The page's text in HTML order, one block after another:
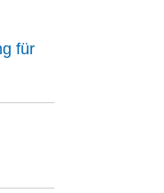
für